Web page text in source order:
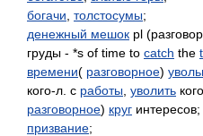
богачи толстосумы;
денежный мешок pl
груды - *s of time to catch the
времени( разговорное)
кого-л. с работы уволить
разговорное) круг интересов;
призвание;